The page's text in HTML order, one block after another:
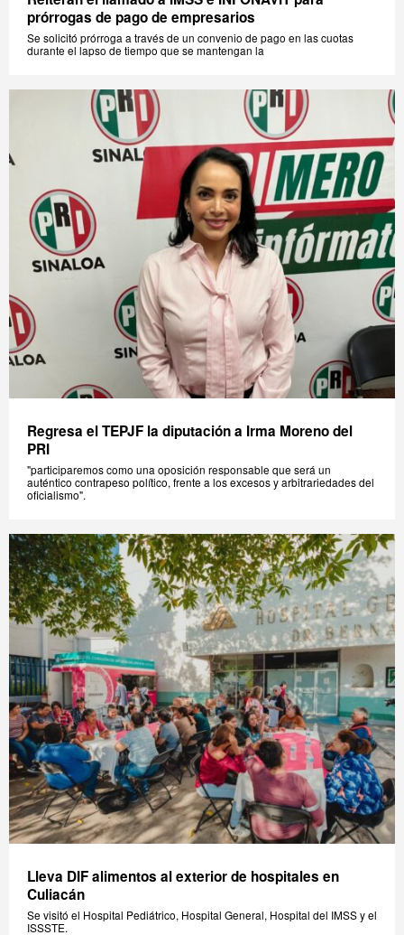
prórrogas de pago de empresarios
Se solicitó prórroga a través de un convenio de pago en las cuotas
durante el lapso de tiempo que se mantengan la
Regresa el TEPJF la diputación a Irma Moreno del
PRI
"participaremos como una oposición responsable que será un
auténtico contrapeso político, frente a los excesos y arbitrariedades del
oficialismo".
Lleva DIF alimentos al exterior de hospitales en
Culiacán
Se visitó el Hospital Pediátrico, Hospital General, Hospital del IMSS y el
ISSSTE.